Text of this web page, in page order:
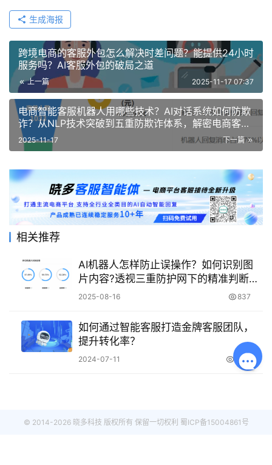
生成海报
跨境电商的客服外包怎么解决时差问题？能提供24小时
服务吗？AI客服外包的破局之道
上一篇 2025-11-17 07:37
电商智能客服机器人用哪些技术？AI对话系统如何防欺
诈？从NLP技术突破到五重防欺诈体系，解密电商客服
的AI进化路径！
下一篇
2025-11-17
相关推荐
AI机器人怎样防止误操作？如何识别图
片内容?透视三重防护网下的精准判断与
人机协作进化！
2025-08-16 837
如何通过智能客服打造金牌客服团队，
提升转化率？
2024-07-11 2.0K
© 2014-2026 晓多科技 版权所有 保留一切权利 蜀ICP备15004861号